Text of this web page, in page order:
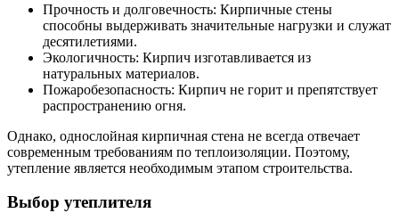
Прочность и долговечность: Кирпичные стены
способны выдерживать значительные нагрузки и служат
десятилетиями.
Экологичность: Кирпич изготавливается из
натуральных материалов.
Пожаробезопасность: Кирпич не горит и препятствует
распространению огня.
Однако, однослойная кирпичная стена не всегда отвечает
современным требованиям по теплоизоляции. Поэтому,
утепление является необходимым этапом строительства.
Выбор утеплителя